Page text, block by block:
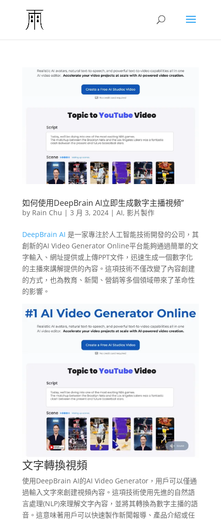
如何使用DeepBrain AI立即生成數字主播視頻”
by Rain Chu | 3 月 3, 2024| AI, 影片製作
DeepBrain AI 是一家專注於人工智能技術開發的公司，其
創新的AI Video Generator Online平台能夠通過簡單的文
字輸入、網址提供或上傳PPT文件，迅速生成一個數字化
的主播來講解提供的內容。這項技術不僅改變了內容創建
的方式，也為教育、新聞、營銷等多個領域帶來了革命性
的影響。
文字轉換視頻
使用DeepBrain AI的AI Video Generator，用戶可以僅通
過輸入文字來創建視頻內容。這項技術使用先進的自然語
言處理(NLP)來理解文字內容，並將其轉換為數字主播的語
音。這意味著用戶可以快速製作新聞報導、產品介紹或任